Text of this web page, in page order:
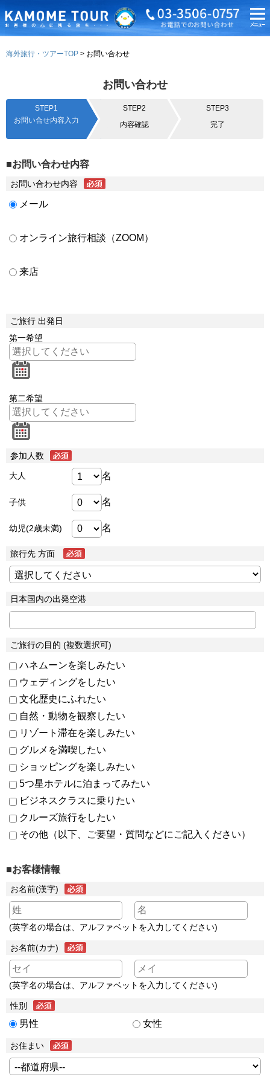
海外旅行・ツアーTOP お問い合わせ
お問い合わせ
STEP1
お問い合せ内容入力
STEP2
内容確認
STEP3
完了
■お問い合わせ内容
お問い合わせ内容
メール
オンライン旅行相談（ZOOM）
来店
ご旅行 出発日
第一希望
第二希望
参加人数
大人 名
子供 名
幼児(2歳未満) 名
旅行先 方面
日本国内の出発空港
ご旅行の目的 (複数選択可)
ハネムーンを楽しみたい
ウェディングをしたい
文化歴史にふれたい
自然・動物を観察したい
リゾート滞在を楽しみたい
グルメを満喫したい
ショッピングを楽しみたい
5つ星ホテルに泊まってみたい
ビジネスクラスに乗りたい
クルーズ旅行をしたい
その他（以下、ご要望・質問などにご記入ください）
■お客様情報
お名前(漢字)
(英字名の場合は、アルファベットを入力してください)
お名前(カナ)
(英字名の場合は、アルファベットを入力してください)
性別
男性 女性
お住まい